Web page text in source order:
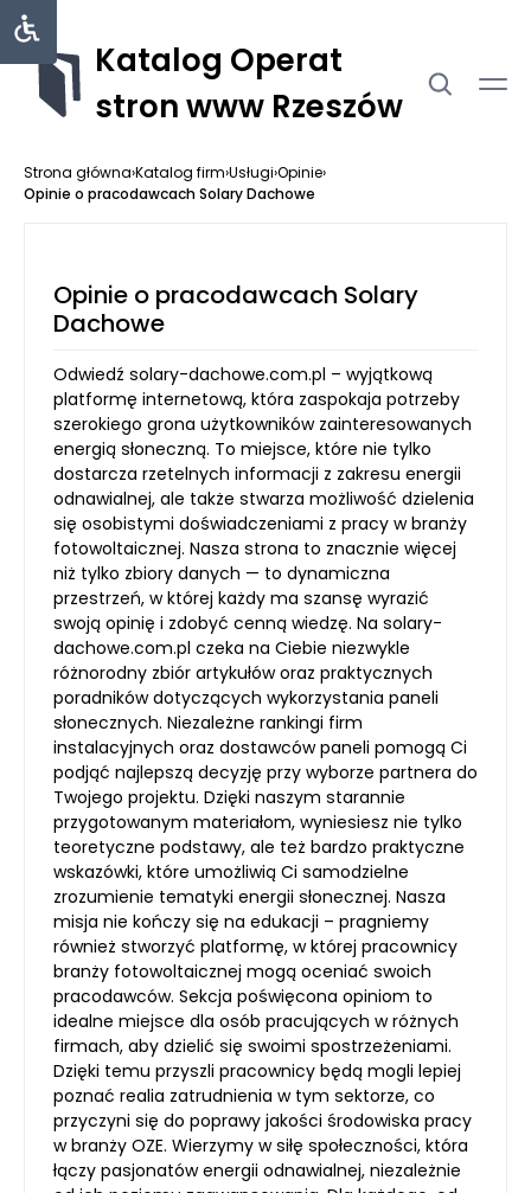
Katalog Operat
stron www Rzeszów
Strona główna›Katalog firm›Usługi›Opinie›
Opinie o pracodawcach Solary Dachowe
Opinie o pracodawcach Solary
Dachowe
Odwiedź solary-dachowe.com.pl – wyjątkową
platformę internetową, która zaspokaja potrzeby
szerokiego grona użytkowników zainteresowanych
energią słoneczną. To miejsce, które nie tylko
dostarcza rzetelnych informacji z zakresu energii
odnawialnej, ale także stwarza możliwość dzielenia
się osobistymi doświadczeniami z pracy w branży
fotowoltaicznej. Nasza strona to znacznie więcej
niż tylko zbiory danych — to dynamiczna
przestrzeń, w której każdy ma szansę wyrazić
swoją opinię i zdobyć cenną wiedzę. Na solary-
dachowe.com.pl czeka na Ciebie niezwykle
różnorodny zbiór artykułów oraz praktycznych
poradników dotyczących wykorzystania paneli
słonecznych. Niezależne rankingi firm
instalacyjnych oraz dostawców paneli pomogą Ci
podjąć najlepszą decyzję przy wyborze partnera do
Twojego projektu. Dzięki naszym starannie
przygotowanym materiałom, wyniesiesz nie tylko
teoretyczne podstawy, ale też bardzo praktyczne
wskazówki, które umożliwią Ci samodzielne
zrozumienie tematyki energii słonecznej. Nasza
misja nie kończy się na edukacji – pragniemy
również stworzyć platformę, w której pracownicy
branży fotowoltaicznej mogą oceniać swoich
pracodawców. Sekcja poświęcona opiniom to
idealne miejsce dla osób pracujących w różnych
firmach, aby dzielić się swoimi spostrzeżeniami.
Dzięki temu przyszli pracownicy będą mogli lepiej
poznać realia zatrudnienia w tym sektorze, co
przyczyni się do poprawy jakości środowiska pracy
w branży OZE. Wierzymy w siłę społeczności, która
łączy pasjonatów energii odnawialnej, niezależnie